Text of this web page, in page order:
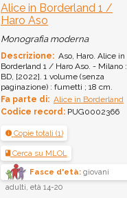
Alice in Borderland 1 /
Haro Aso
Monografia moderna
Descrizione: Aso, Haro. Alice in
Borderland 1 / Haro Aso. - Milano :
BD, [2022]. 1 volume (senza
paginazione) : fumetti ; 18 cm.
Fa parte di: Alice in Borderland
Codice record: PUG0002366
Copie totali (1)
Cerca su MLOL
Fasce d'età:giovani
adulti, età 14-20